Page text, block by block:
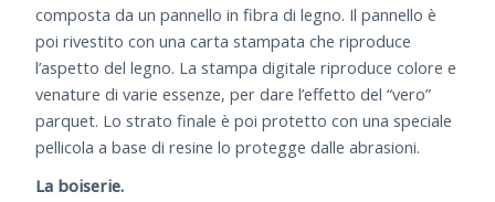
composta da un pannello in fibra di legno. Il pannello è
poi rivestito con una carta stampata che riproduce
l’aspetto del legno. La stampa digitale riproduce colore e
venature di varie essenze, per dare l’effetto del “vero”
parquet. Lo strato finale è poi protetto con una speciale
pellicola a base di resine lo protegge dalle abrasioni.
La boiserie.